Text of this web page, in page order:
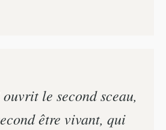
le second sceau,
être vivant, qui